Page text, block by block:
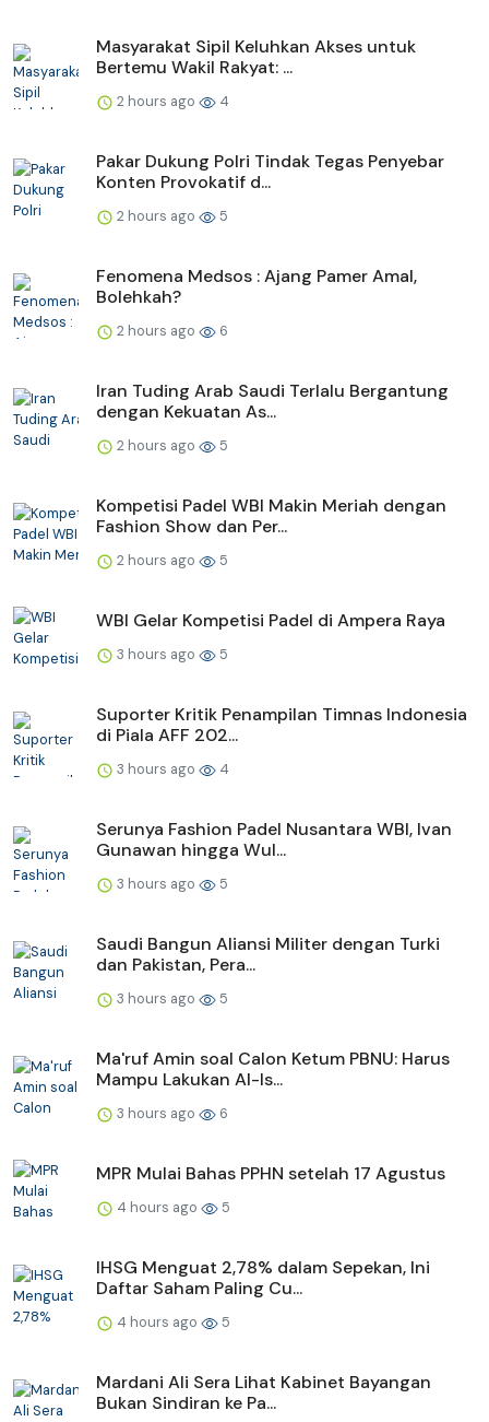
Masyarakat Sipil Keluhkan Akses untuk
Bertemu Wakil Rakyat: ...
2 hours ago 4
Pakar Dukung Polri Tindak Tegas Penyebar
Konten Provokatif d...
2 hours ago 5
Fenomena Medsos : Ajang Pamer Amal,
Bolehkah?
2 hours ago 6
Iran Tuding Arab Saudi Terlalu Bergantung
dengan Kekuatan As...
2 hours ago 5
Kompetisi Padel WBI Makin Meriah dengan
Fashion Show dan Per...
2 hours ago 5
WBI Gelar Kompetisi Padel di Ampera Raya
3 hours ago 5
Suporter Kritik Penampilan Timnas Indonesia
di Piala AFF 202...
3 hours ago 4
Serunya Fashion Padel Nusantara WBI, Ivan
Gunawan hingga Wul...
3 hours ago 5
Saudi Bangun Aliansi Militer dengan Turki
dan Pakistan, Pera...
3 hours ago 5
Ma'ruf Amin soal Calon Ketum PBNU: Harus
Mampu Lakukan Al-Is...
3 hours ago 6
MPR Mulai Bahas PPHN setelah 17 Agustus
4 hours ago 5
IHSG Menguat 2,78% dalam Sepekan, Ini
Daftar Saham Paling Cu...
4 hours ago 5
Mardani Ali Sera Lihat Kabinet Bayangan
Bukan Sindiran ke Pa...